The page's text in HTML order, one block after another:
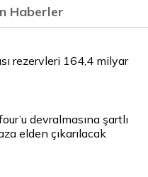
Haberler
rezervleri 164,4 milyar
devralmasına şartlı
elden çıkarılacak